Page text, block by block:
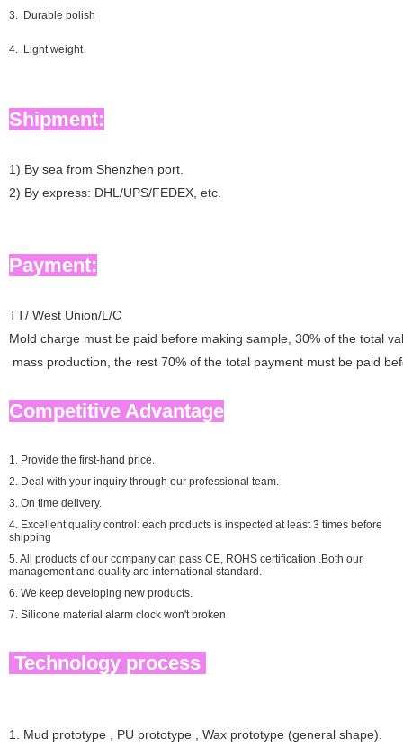
3. Durable polish
4. Light weight
Shipment:
1) By sea from Shenzhen port.
2) By express: DHL/UPS/FEDEX, etc.
Payment:
TT/ West Union/L/C
Mold charge must be paid before making sample, 30% of the total
mass production, the rest 70% of the total payment must be paid
Competitive Advantage
1. Provide the first-hand price.
2. Deal with your inquiry through our professional team.
3. On time delivery.
4. Excellent quality control: each products is inspected at least 3 times before
shipping
5. All products of our company can pass CE, ROHS certification .Both our
management and quality are international standard.
6. We keep developing new products.
7. Silicone material alarm clock won't broken
Technology process
1 Mud prototype , PU prototype , Wax prototype (general shape)